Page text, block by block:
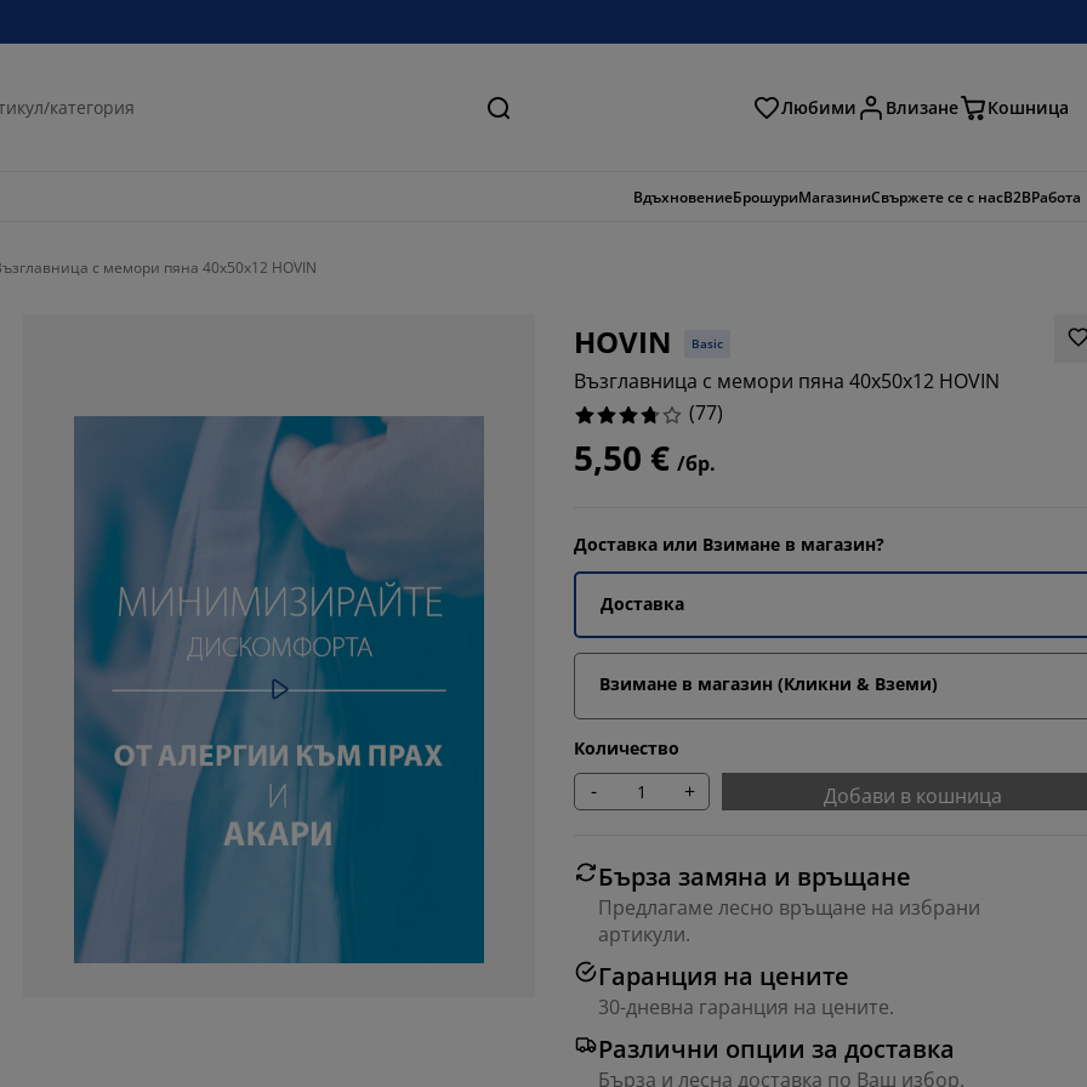
Търсене Любими Влизане Кошница
ВдъхновениеБрошуриМагазиниСвържете се с насB2BРабота
с мемори пяна 40x50x12 HOVIN
HOVIN Basic
Възглавница с мемори пяна 40x50x12 HOVIN
(77)
5,50 € /бр.
Доставка или Взимане в магазин?
Доставка
Взимане в магазин (Кликни & Вземи)
Количество
- + Добави в кошница
Бърза замяна и връщане
Предлагаме лесно връщане на избрани
артикули.
Гаранция на цените
30-дневна гаранция на цените.
Различни опции за доставка
Бърза и лесна доставка по Ваш избор.
10.38961038961039%
6.493506493506493%
19.480519480519483%